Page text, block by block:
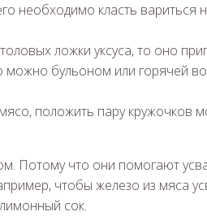
необходимо класть вариться
ложки уксуса, то оно
можно бульоном или горячей
положить пару кружочков
Потому что они помогают
чтобы железо из мяса
сок.